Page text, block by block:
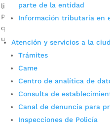
parte de la entidad
Información tributaria en
Atención y servicios a la
Trámites
Came
Centro de analítica de
Consulta de
Canal de denuncia para
Inspecciones de Policía
lideró la instalación de la nueva
Participación Significativa de
que cuenta con 29 integrantes
un espacio orientado […]